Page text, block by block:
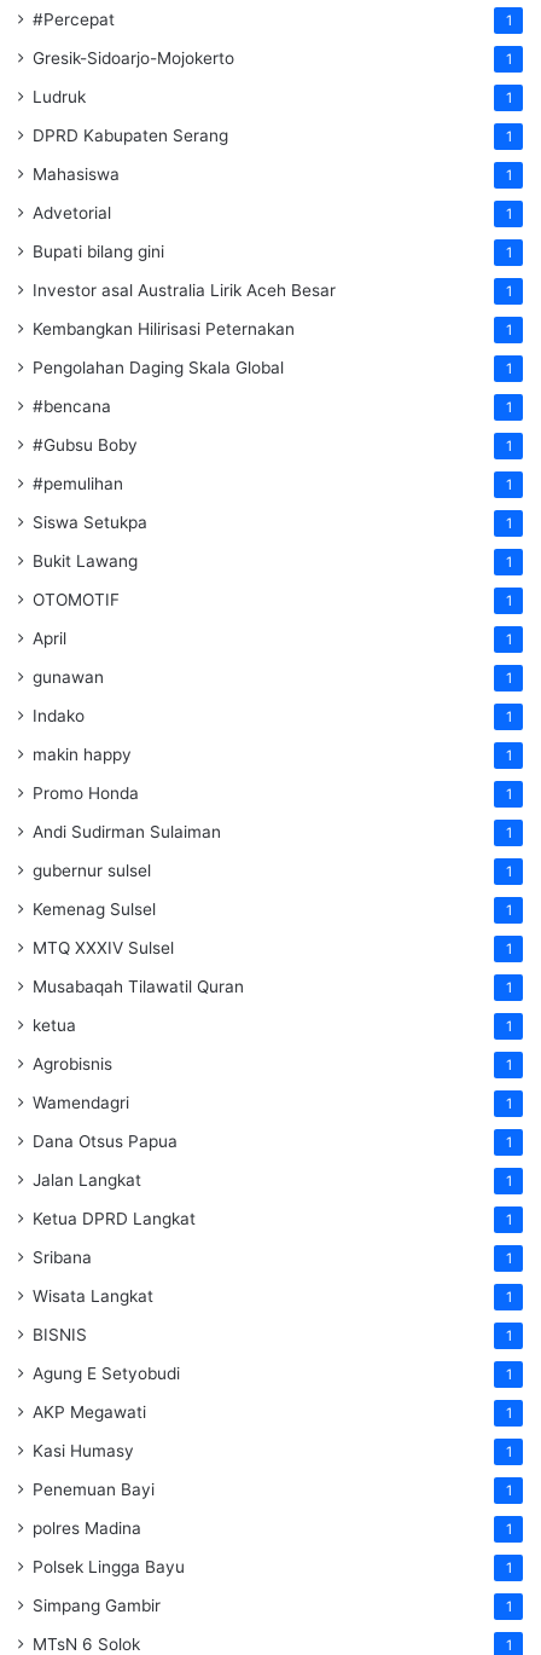
#Percepat 1
Gresik-Sidoarjo-Mojokerto 1
Ludruk 1
DPRD Kabupaten Serang 1
Mahasiswa 1
Advetorial 1
Bupati bilang gini 1
Investor asal Australia Lirik Aceh Besar 1
Kembangkan Hilirisasi Peternakan 1
Pengolahan Daging Skala Global 1
#bencana 1
#Gubsu Boby 1
#pemulihan 1
Siswa Setukpa 1
Bukit Lawang 1
OTOMOTIF 1
April 1
gunawan 1
Indako 1
makin happy 1
Promo Honda 1
Andi Sudirman Sulaiman 1
gubernur sulsel 1
Kemenag Sulsel 1
MTQ XXXIV Sulsel 1
Musabaqah Tilawatil Quran 1
ketua 1
Agrobisnis 1
Wamendagri 1
Dana Otsus Papua 1
Jalan Langkat 1
Ketua DPRD Langkat 1
Sribana 1
Wisata Langkat 1
BISNIS 1
Agung E Setyobudi 1
AKP Megawati 1
Kasi Humasy 1
Penemuan Bayi 1
polres Madina 1
Polsek Lingga Bayu 1
Simpang Gambir 1
MTsN 6 Solok 1